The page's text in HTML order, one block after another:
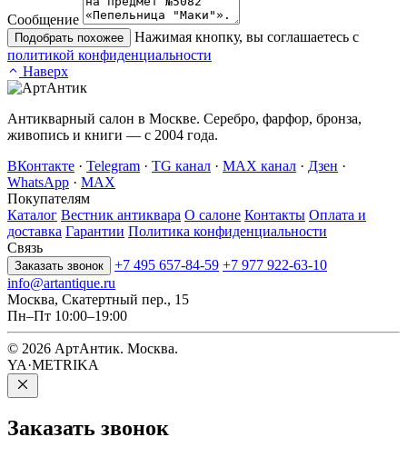
Сообщение
Подобрать похожее
Нажимая кнопку, вы соглашаетесь с
политикой конфиденциальности
Наверх
Антикварный салон в Москве. Серебро, фарфор, бронза,
живопись и книги — с 2004 года.
ВКонтакте · Telegram · TG канал · MAX канал · Дзен ·
WhatsApp · MAX
Покупателям
Каталог Вестник антиквара О салоне Контакты Оплата и
доставка Гарантии Политика конфиденциальности
Связь
Заказать звонок +7 495 657-84-59 +7 977 922-63-10
info@artantique.ru
Москва, Скатертный пер., 15
Пн–Пт 10:00–19:00
© 2026 АртАнтик. Москва.
YA·METRIKA
Заказать звонок